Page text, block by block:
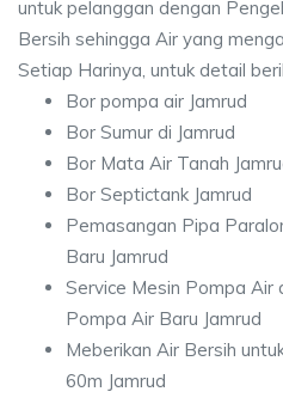
untuk pelanggan dengan
Bersih sehingga Air yang
Setiap Harinya, untuk detail
Bor pompa air Jamrud
Bor Sumur di Jamrud
Bor Mata Air Tanah
Bor Septictank Jamrud
Pemasangan Pipa
Baru Jamrud
Service Mesin Pompa Air
Pompa Air Baru Jamrud
Meberikan Air Bersih
60m Jamrud